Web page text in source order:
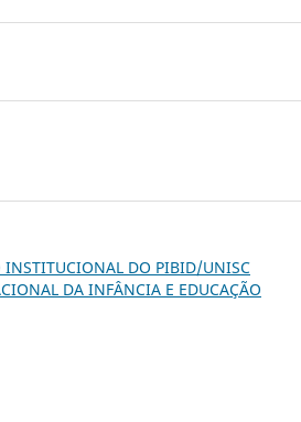
DO PIBID/UNISC
DA INFÂNCIA E EDUCAÇÃO